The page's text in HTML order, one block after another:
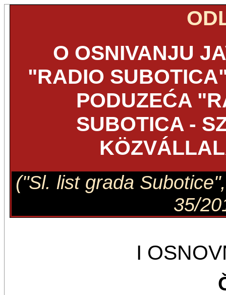
O OSNIVANJU
"RADIO
PODUZEĆA
SUBOTICA -
("Sl. list grada
35/
I